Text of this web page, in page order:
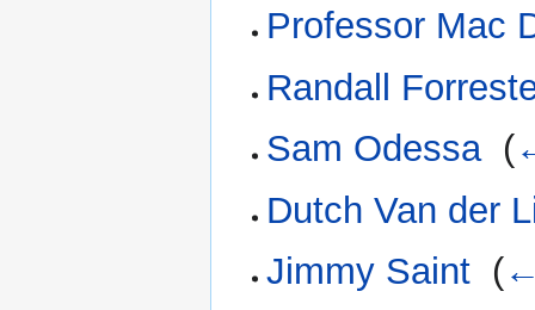
Professor Mac
Randall
Sam Odessa‎ (
Dutch Van der
Jimmy Saint (